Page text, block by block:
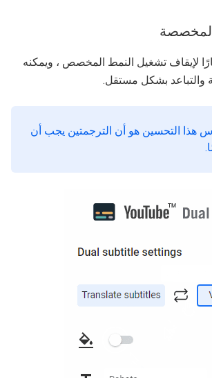
لإيقاف تشغيل النمط المخصص ، ويمكنه
والتباعد بشكل مستقل.
هذا التحسين هو أن الترجمتين يجب أن